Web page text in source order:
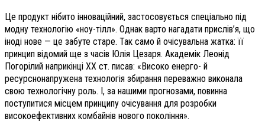
Це продукт нібито інноваційний, застосовується спеціально під
модну технологію «ноу-тілл». Однак варто нагадати прислів’я, що
іноді нове — це забуте старе. Так само й очісувальна жатка: її
принцип відомий ще з часів Юлія Цезаря. Академік Леонід
Погорілий наприкінці ХХ ст. писав: «Високо енерго- й
ресурснонапружена технологія збирання переважно виконала
свою технологічну роль. І, за нашими прогнозами, повинна
поступитися місцем принципу очісування для розробки
високоефективних комбайнів нового покоління».